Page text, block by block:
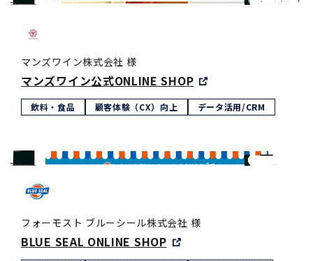
マンズワイン株式会社 様
マンズワイン公式ONLINE SHOP
飲料・食品 顧客体験（CX）向上 データ活用/CRM
フォーモスト ブルーシール株式会社 様
BLUE SEAL ONLINE SHOP